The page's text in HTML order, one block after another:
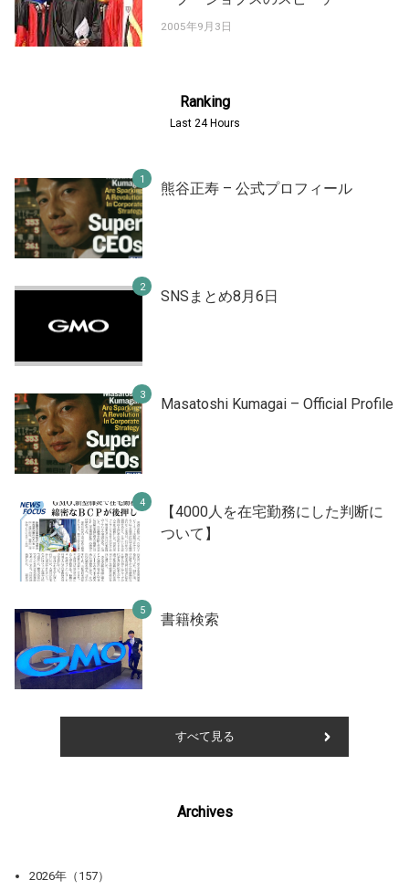
2005年9月3日
Ranking
Last 24 Hours
熊谷正寿 – 公式プロフィール
SNSまとめ8月6日
Masatoshi Kumagai – Official Profile
【4000人を在宅勤務にした判断に
ついて】
書籍検索
すべて見る
Archives
2026年（157）